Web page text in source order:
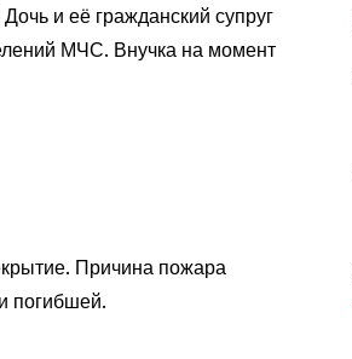
и её гражданский супруг
МЧС. Внучка на момент
Причина пожара
погибшей.